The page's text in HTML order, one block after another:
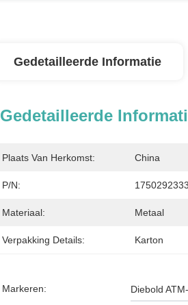
Gedetailleerde Informatie
Gedetailleerde
Plaats Van Herkomst: China
P/N: 1750292333
Materiaal: Metaal
Verpakking Details: Karton
Markeren: Diebold